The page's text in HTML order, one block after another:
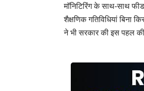
माॅनिटिरिंग के साथ-साथ
शैक्षणिक गतिविधियां बिना
ने भी सरकार की इस पहल की